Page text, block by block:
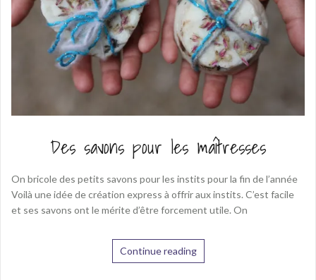
Des savons pour les maîtresses
On bricole des petits savons pour les instits pour la fin de l’année
Voilà une idée de création express à offrir aux instits. C’est facile
et ses savons ont le mérite d’être forcement utile. On
Continue reading